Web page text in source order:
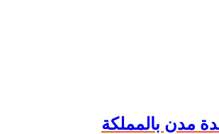
مدن بالمملكة